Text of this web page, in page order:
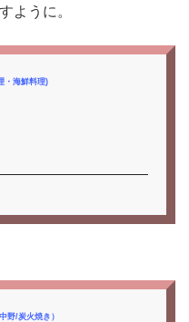
ように。
・海鮮料理)
野/炭火焼き）